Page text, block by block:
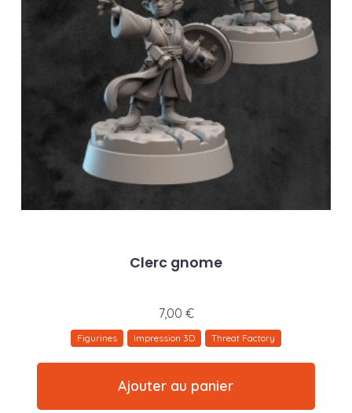
Clerc gnome
7,00 €
Figurines Impression 3D Threat Factory
Ajouter au panier